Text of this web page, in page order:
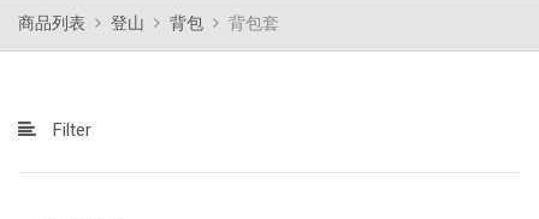
商品列表 登山 背包 背包套
Filter